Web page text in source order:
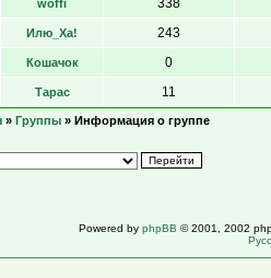
woffi 338
Илю_Ха! 243
Кошачок 0
Тарас 11
» Группы » Информация о группе
Powered by phpBB © 2001, 2002